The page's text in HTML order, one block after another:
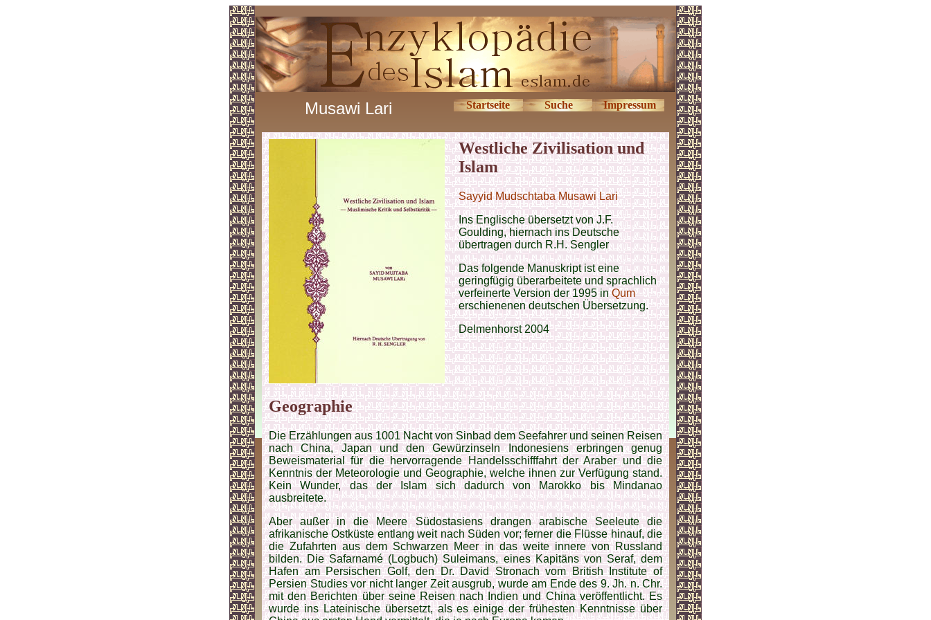
Musawi Lari Startseite Suche Impressum
Westliche Zivilisation und
Islam
Sayyid Mudschtaba Musawi Lari
Ins Englische übersetzt von J.F.
Goulding, hiernach ins Deutsche
übertragen durch R.H. Sengler
Das folgende Manuskript ist eine
geringfügig überarbeitete und sprachlich
verfeinerte Version der 1995 inQum
erschienenen deutschen Übersetzung.
Delmenhorst 2004
Geographie
Die Erzählungen aus 1001 Nacht von Sinbad dem Seefahrer und seinen Reisen
nach China, Japan und den Gewürzinseln Indonesiens erbringen genug
Beweismaterial für die hervorragende Handelsschifffahrt der Araber und die
Kenntnis der Meteorologie und Geographie, welche ihnen zur Verfügung stand.
Kein Wunder, das der Islam sich dadurch von Marokko bis Mindanao
ausbreitete.
Aber außer in die Meere Südostasiens drangen arabische Seeleute die
afrikanische Ostküste entlang weit nach Süden vor; ferner die Flüsse hinauf, die
die Zufahrten aus dem Schwarzen Meer in das weite innere von Russland
bilden. Die Safarnamé (Logbuch) Suleimans, eines Kapitäns von Seraf, dem
Hafen am Persischen Golf, den Dr. David Stronach vom British Institute of
Persien Studies vor nicht langer Zeit ausgrub, wurde am Ende des 9. Jh. n. Chr.
mit den Berichten über seine Reisen nach Indien und China veröffentlicht. Es
wurde ins Lateinische übersetzt, als es einige der frühesten Kennt­nisse über